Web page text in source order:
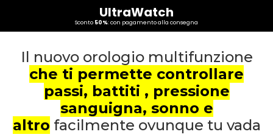
UltraWatch
Sconto 50%: con pagamento alla consegna
Il nuovo orologio multifunzione
che ti permette controllare
passi, battiti , pressione
sanguigna, sonno e
altro facilmente ovunque tu vada